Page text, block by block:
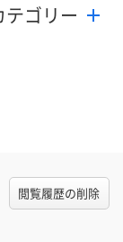
ゴリー
閲覧履歴の削除